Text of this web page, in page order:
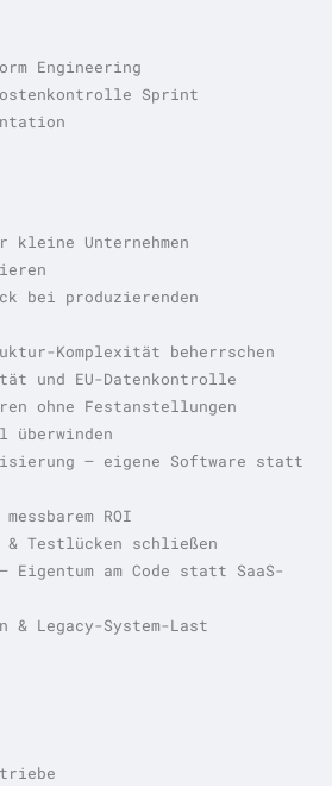
Engineering
Sprint
kleine Unternehmen
bei produzierenden
Komplexität beherrschen
und EU-Datenkontrolle
ohne Festanstellungen
überwinden
— eigene Software statt
ROI
Testlücken schließen
Eigentum am Code statt SaaS-
& Legacy-System-Last